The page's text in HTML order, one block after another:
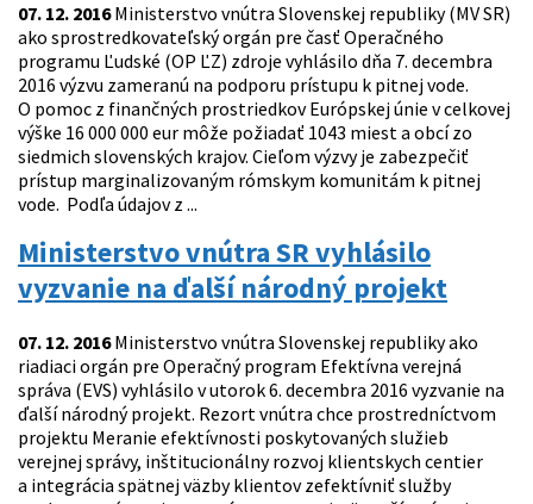
07. 12. 2016Ministerstvo vnútra Slovenskej republiky (MV SR)
ako sprostredkovateľský orgán pre časť Operačného
programu Ľudské (OP ĽZ) zdroje vyhlásilo dňa 7. decembra
2016 výzvu zameranú na podporu prístupu k pitnej vode.
O pomoc z finančných prostriedkov Európskej únie v celkovej
výške 16 000 000 eur môže požiadať 1043 miest a obcí zo
siedmich slovenských krajov. Cieľom výzvy je zabezpečiť
prístup marginalizovaným rómskym komunitám k pitnej
vode. Podľa údajov z ...
Ministerstvo vnútra SR vyhlásilo
vyzvanie na ďalší národný projekt
07. 12. 2016Ministerstvo vnútra Slovenskej republiky ako
riadiaci orgán pre Operačný program Efektívna verejná
správa (EVS) vyhlásilo v utorok 6. decembra 2016 vyzvanie na
ďalší národný projekt. Rezort vnútra chce prostredníctvom
projektu Meranie efektívnosti poskytovaných služieb
verejnej správy, inštitucionálny rozvoj klientskych centier
a integrácia spätnej väzby klientov zefektívniť služby